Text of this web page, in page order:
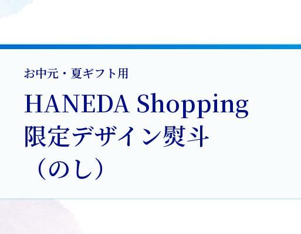
お中元・夏ギフト用
HANEDA Shopping
限定デザイン熨斗
（のし）